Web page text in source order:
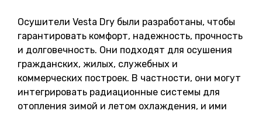
Осушители Vesta Dry были разработаны, чтобы
гарантировать комфорт, надежность, прочность
и долговечность. Они подходят для осушения
гражданских, жилых, служебных и
коммерческих построек. В частности, они могут
интегрировать радиационные системы для
отопления зимой и летом охлаждения, и ими